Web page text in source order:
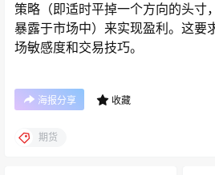
策略（即适时平掉一个方向的头寸
暴露于市场中）来实现盈利。这要
场敏感度和交易技巧。
海报分享 收藏
期货